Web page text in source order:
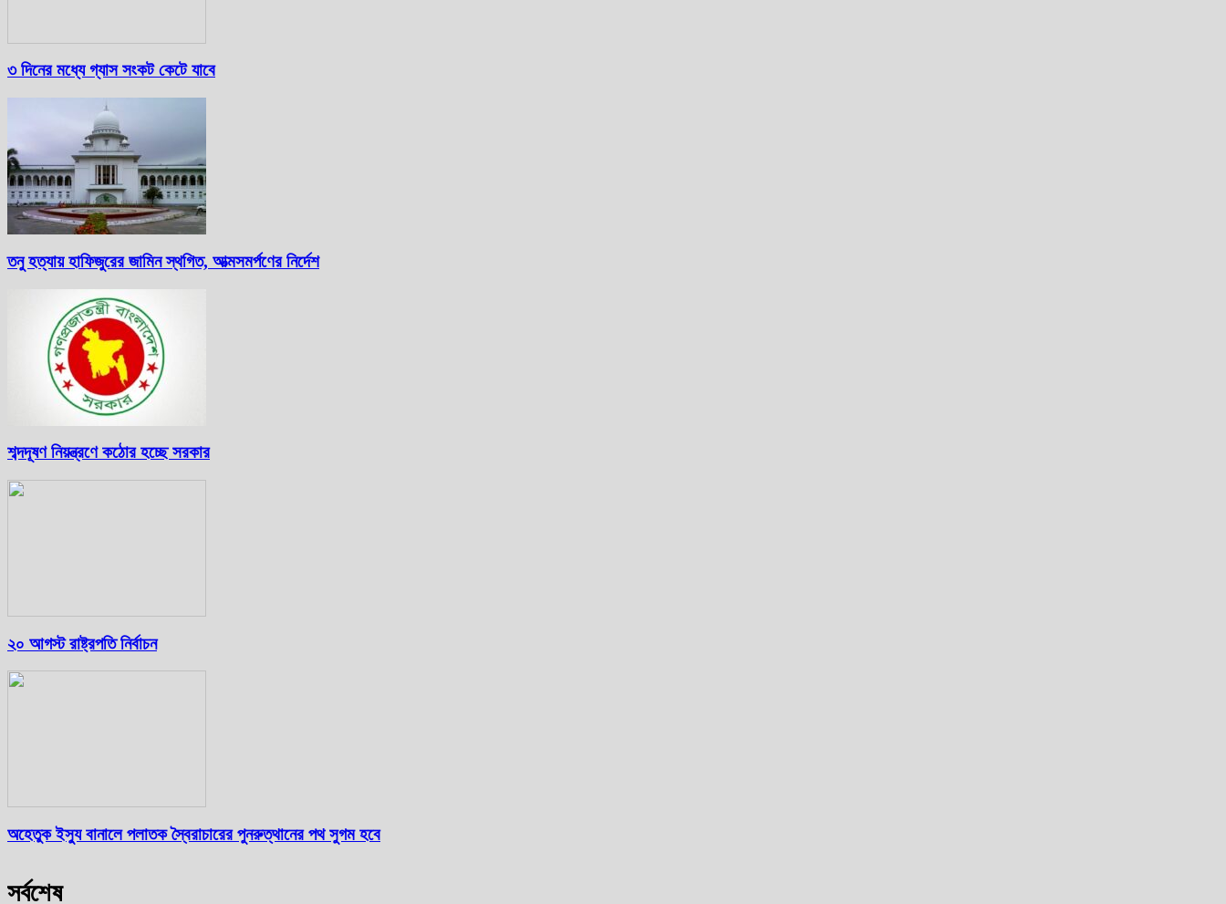
৩ দিনের মধ্যে গ্যাস সংকট কেটে যাবে
তনু হত্যায় হাফিজুরের জামিন স্থগিত, আত্মসমর্পণের নির্দেশ
শব্দদূষণ নিয়ন্ত্রণে কঠোর হচ্ছে সরকার
২০ আগস্ট রাষ্ট্রপতি নির্বাচন
অহেতুক ইস্যু বানালে পলাতক স্বৈরাচারের পুনরুত্থানের পথ সুগম হবে
সর্বশেষ